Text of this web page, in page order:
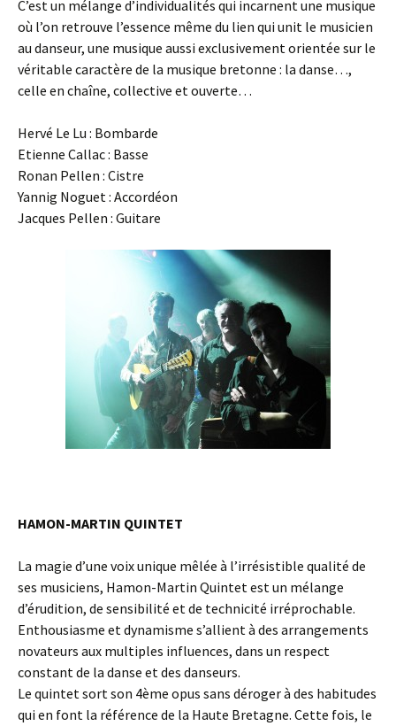
C’est un mélange d’individualités qui incarnent une musique
où l’on retrouve l’essence même du lien qui unit le musicien
au danseur, une musique aussi exclusivement orientée sur le
véritable caractère de la musique bretonne : la danse…,
celle en chaîne, collective et ouverte…
Hervé Le Lu : Bombarde
Etienne Callac : Basse
Ronan Pellen : Cistre
Yannig Noguet : Accordéon
Jacques Pellen : Guitare
HAMON-MARTIN QUINTET
La magie d’une voix unique mêlée à l’irrésistible qualité de
ses musiciens, Hamon-Martin Quintet est un mélange
d’érudition, de sensibilité et de technicité irréprochable.
Enthousiasme et dynamisme s’allient à des arrangements
novateurs aux multiples influences, dans un respect
constant de la danse et des danseurs.
Le quintet sort son 4ème opus sans déroger à des habitudes
qui en font la référence de la Haute Bretagne. Cette fois, le